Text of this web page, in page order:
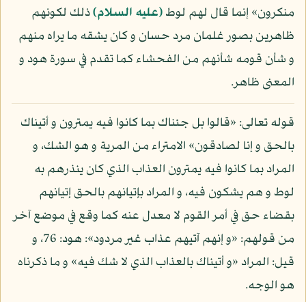
منكرون» إنما قال لهم لوط(عليه السلام)ذلك لكونهم
ظاهرين بصور غلمان مرد حسان و كان يشقه ما يراه منهم
و شأن قومه شأنهم من الفحشاء كما تقدم في سورة هود و
المعنى ظاهر.
قوله تعالى: «قالوا بل جئناك بما كانوا فيه يمترون و أتيناك
بالحق و إنا لصادقون» الامتراء من المرية و هو الشك، و
المراد بما كانوا فيه يمترون العذاب الذي كان ينذرهم به
لوط و هم يشكون فيه، و المراد بإتيانهم بالحق إتيانهم
بقضاء حق في أمر القوم لا معدل عنه كما وقع في موضع آخر
من قولهم: «و إنهم آتيهم عذاب غير مردود»: هود: 76، و
قيل: المراد «و أتيناك بالعذاب الذي لا شك فيه» و ما ذكرناه
هو الوجه.